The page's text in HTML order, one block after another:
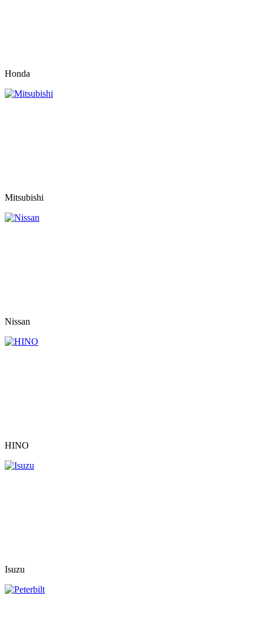
Honda
Mitsubishi
Nissan
HINO
Isuzu